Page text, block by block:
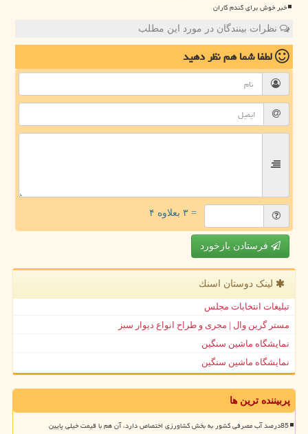
خبر خوش برای گندم کاران
نظرات بینندگان در مورد این مطلب
لطفا شما همنظر دهید
= ۳ بعلاوه ۴
فرستادن بازخورد
لینک دوستان اسنك
تبلیغات انتخابات مجلس
مستر گرین وال | مجری و طراح انواع دیوار سبز
نمایشگاه ماشین سنگین
نمایشگاه ماشین سنگین
پربیننده ترین ها
85درصد آب مصرفی کشور به بخش کشاورزی اختصاص دارد، آن هم با قیمت خیلی پایین